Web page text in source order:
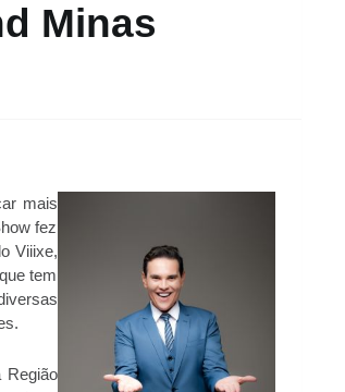
Minas
mais
fez
Viiixe,
tem
Região